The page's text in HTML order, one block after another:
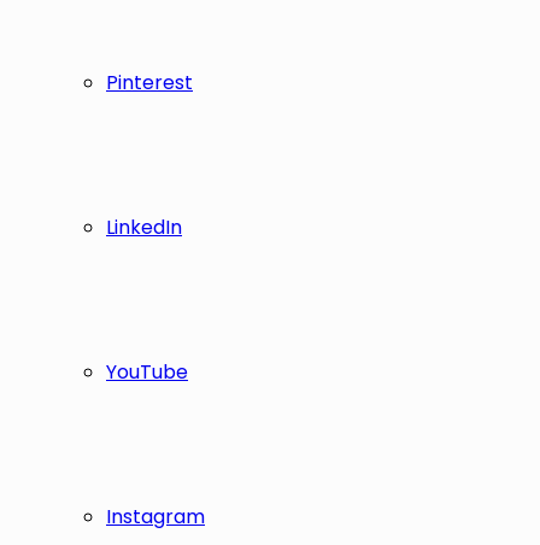
Pinterest
LinkedIn
YouTube
Instagram